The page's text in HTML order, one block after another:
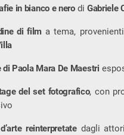
in bianco e nerodi Gabriele
di film a tema,
di Paola Mara De Maestri
del set fotografico, con
reinterpretatedagli